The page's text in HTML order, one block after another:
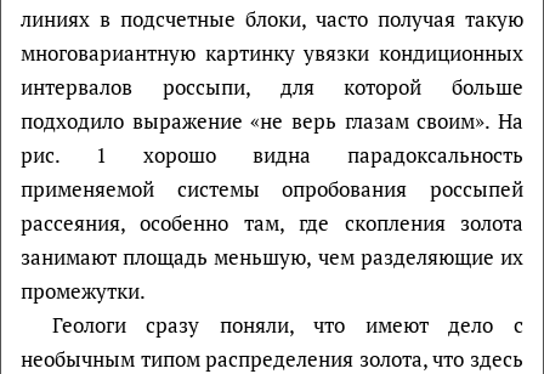
линиях в подсчетные блоки, часто получая такую
многовариантную картинку увязки кондиционных
интервалов россыпи, для которой больше
подходило выражение «не верь глазам своим». На
рис. 1 хорошо видна парадоксальность
применяемой системы опробования россыпей
рассеяния, особенно там, где скопления золота
занимают площадь меньшую, чем разделяющие их
промежутки.
Геологи сразу поняли, что имеют дело с
необычным типом распределения золота, что здесь